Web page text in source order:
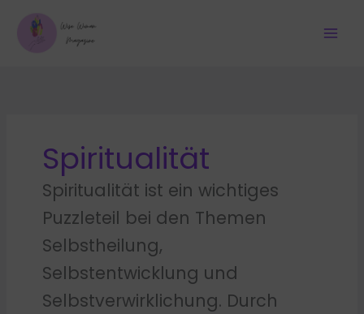
Inhalt
springen
Spiritualität
Spiritualität ist ein wichtiges
Puzzleteil bei den Themen
Selbstheilung,
Selbstentwicklung und
Selbstverwirklichung. Durch